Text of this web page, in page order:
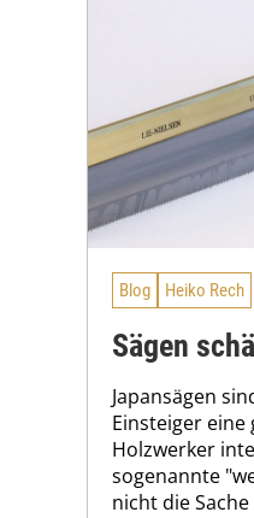
Blog Heiko Rech
Sägen
Japansägen
Einsteiger
Holzwerker
sogenannte
nicht die